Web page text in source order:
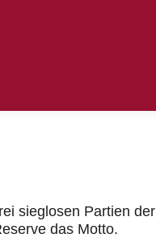
sieglosen Partien der
das Motto.